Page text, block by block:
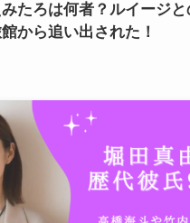
みたろは何者？ルイージ
から追い出された！